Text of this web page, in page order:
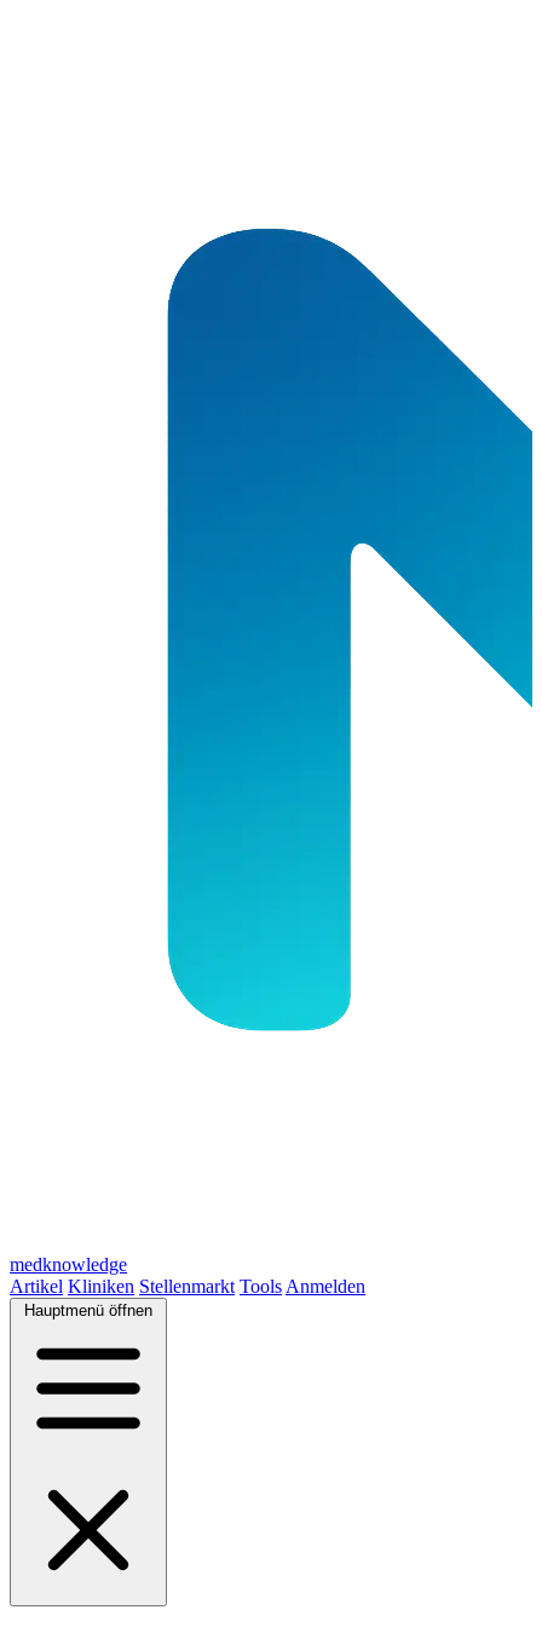
medknowledge
Artikel Kliniken Stellenmarkt Tools Anmelden
Hauptmenü öffnen